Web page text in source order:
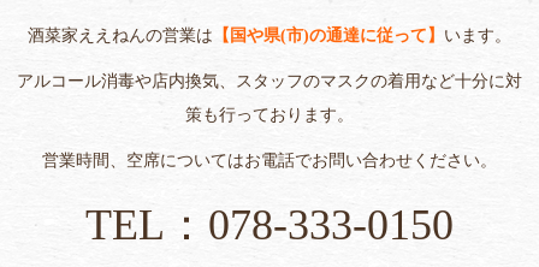
酒菜家ええねんの営業は 【国や県(市)の通達に従って】 います。
アルコール消毒や店内換気、スタッフのマスクの着用など十分に対
策も行っております。
営業時間、空席についてはお電話でお問い合わせください。
TEL：078-333-0150